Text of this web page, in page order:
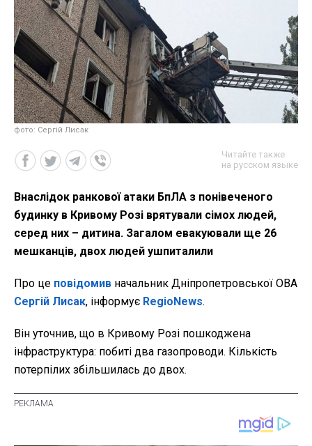
фото: Сергій Лисак
Читайте также
на русском языке
Внаслідок ранкової атаки БпЛА з понівеченого
будинку в Кривому Розі врятували сімох людей,
серед них – дитина. Загалом евакуювали ще 26
мешканців, двох людей ушпиталили
Про це повідомив начальник Дніпропетровської ОВА
Сергій Лисак, інформує RegioNews.
Він уточнив, що в Кривому Розі пошкоджена
інфраструктура: побиті два газопроводи. Кількість
потерпілих збільшилась до двох.